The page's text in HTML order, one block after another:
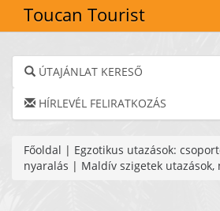
Toucan Tourist
ÚTAJÁNLAT KERESŐ
HÍRLEVÉL FELIRATKOZÁS
Főoldal | Egzotikus utazások:
nyaralás | Maldív szigetek utazások,